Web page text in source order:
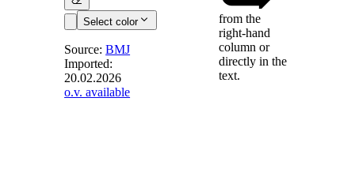
Select color
§ 8-
Ermächtigung
Source:BMJ
Imported:
20.02.2026
o.v. available
from the
right-hand
column or
directly in the
text.